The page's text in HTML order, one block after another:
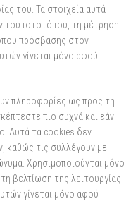
του. Τα στοιχεία αυτά
ιστοτόπου, τη μέτρηση
πρόσβασης στον
γίνεται μόνο αφού
πληροφορίες ως προς τη
πιο συχνά και εάν
Αυτά τα cookies δεν
καθώς τις συλλέγουν με
Χρησιμοποιούνται μόνο
βελτίωση της λειτουργίας
γίνεται μόνο αφού